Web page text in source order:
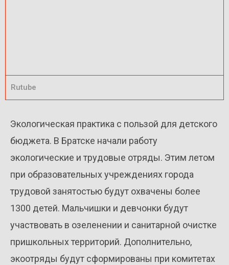
Rutube
Экологическая практика с пользой для детского
бюджета. В Братске начали работу
экологические и трудовые отряды. Этим летом
при образовательных учреждениях города
трудовой занятостью будут охвачены более
1300 детей. Мальчишки и девчонки будут
участвовать в озеленении и санитарной очистке
пришкольных территорий. Дополнительно,
экоотряды будут сформированы при комитетах